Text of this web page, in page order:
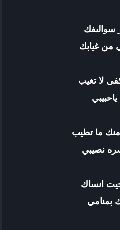
سواليفك
من غيابك
لا تغيب
ياحبيبي
ما تطيب
نصيبي
جيت انساك
بمنامي